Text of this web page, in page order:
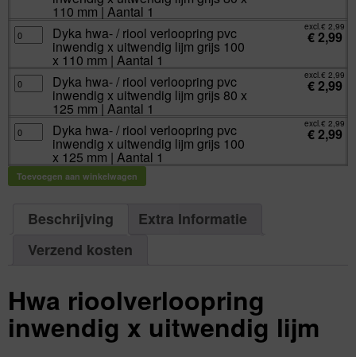
Aantal
1
aantal
70
x
110
Aantal
1
aantal
verloopring
pvc
inwendig
x
80
x
110
Aantal
1
aantal
110 mm | Aantal 1
Dyka
hwa-
/
verloopring
pvc
inwendig
x
100
x
110
Aantal
1
aantal
Dyka hwa- / riool verloopring pvc
inwendig x uitwendig lijm grijs 100
x 110 mm | Aantal 1
excl.€ 2,99
€2,99
Dyka
hwa-
/
verloopring
pvc
inwendig
x
grijs
80
Aantal
Dyka hwa- / riool verloopring pvc
inwendig x uitwendig lijm grijs 80 x
125 mm | Aantal 1
excl.€ 2,99
€2,99
Dyka
hwa-
/
verloopring
pvc
inwendig
x
grijs
Dyka hwa- / riool verloopring pvc
inwendig x uitwendig lijm grijs 100
x 125 mm | Aantal 1
excl.€ 2,99
€2,99
Toevoegen aan winkelwagen
Beschrijving
Extra Informatie
Verzend kosten
Hwa rioolverloopring
inwendig x uitwendig lijm